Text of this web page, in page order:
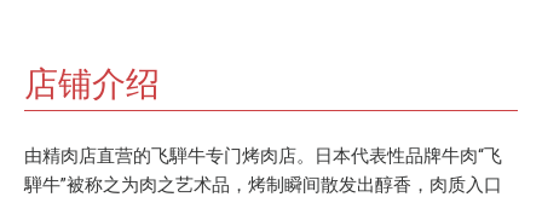
店铺介绍
由精肉店直营的飞騨牛专门烤肉店。日本代表性品牌牛肉“飞
騨牛”被称之为肉之艺术品，烤制瞬间散发出醇香，肉质入口